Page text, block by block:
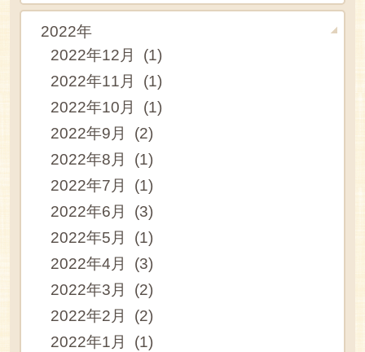
2022年
2022年12月 (1)
2022年11月 (1)
2022年10月 (1)
2022年9月 (2)
2022年8月 (1)
2022年7月 (1)
2022年6月 (3)
2022年5月 (1)
2022年4月 (3)
2022年3月 (2)
2022年2月 (2)
2022年1月 (1)